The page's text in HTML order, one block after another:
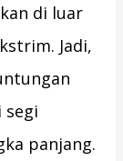
di luar
Jadi,
segi
panjang.